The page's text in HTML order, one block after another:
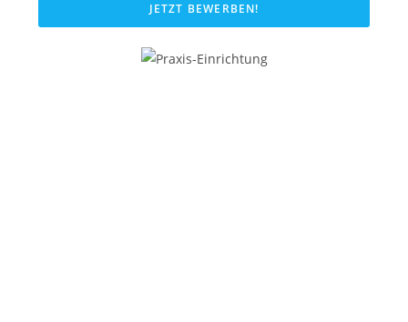
JETZT BEWERBEN!